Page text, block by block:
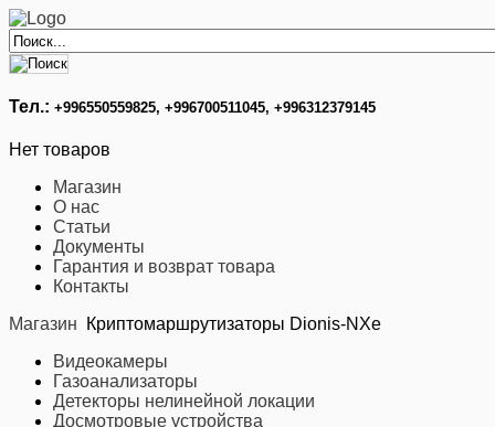
Тел.: +996550559825, +996700511045, +996312379145
Нет товаров
Магазин
О нас
Статьи
Документы
Гарантия и возврат товара
Контакты
Магазин
Криптомаршрутизаторы Dionis-NXe
Видеокамеры
Газоанализаторы
Детекторы нелинейной локации
Досмотровые устройства